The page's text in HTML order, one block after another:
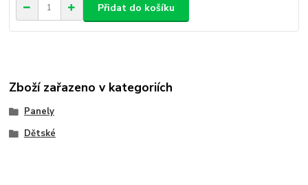
Přidat do košíku
Zboží zařazeno v kategoriích
Panely
Dětské